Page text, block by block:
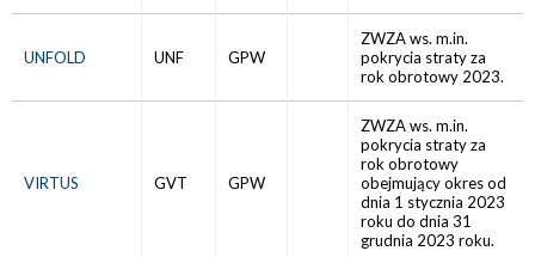
UNFOLD UNF GPW
ZWZA ws. m.in.
pokrycia straty za
rok obrotowy 2023.
VIRTUS GVT GPW
ZWZA ws. m.in.
pokrycia straty za
rok obrotowy
obejmujący okres od
dnia 1 stycznia 2023
roku do dnia 31
grudnia 2023 roku.